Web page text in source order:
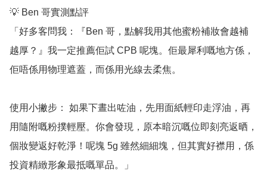
💡 Ben 哥實測點評
「好多客問我：『Ben 哥，點解我用其他蜜粉補妝會越補
越厚？』我一定推薦佢試 CPB 呢塊。佢最犀利嘅地方係，
佢唔係用物理遮蓋，而係用光線去柔焦。
使用小撇步： 如果下晝出咗油，先用面紙輕印走浮油，再
用隨附嘅粉撲輕壓。你會發現，原本暗沉嘅位即刻亮返晒，
個妝變返好乾淨！呢塊 5g 雖然細細塊，但其實好襟用，係